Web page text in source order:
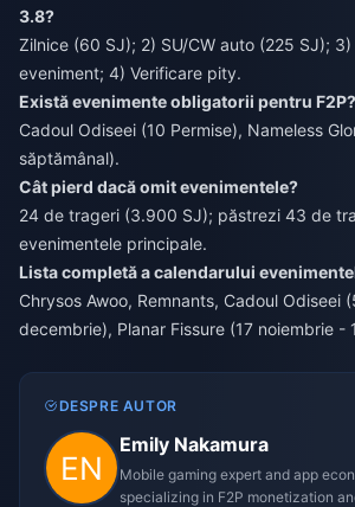
3.8?
Zilnice (60 SJ); 2) SU/CW auto (225 SJ);
eveniment; 4) Verificare pity.
Există evenimente obligatorii pentru F2P?
Cadoul Odiseei (10 Permise), Nameless
săptămânal).
Cât pierd dacă omit evenimentele?
24 de trageri (3.900 SJ); păstrezi 43 de
evenimentele principale.
Lista completă a calendarului
Chrysos Awoo, Remnants, Cadoul Odiseei
decembrie), Planar Fissure (17 noiembrie -
DESPRE AUTOR
Emily Nakamura
Mobile gaming expert and app
specializing in F2P monetization